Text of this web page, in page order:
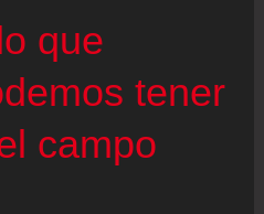
que
tener
campo